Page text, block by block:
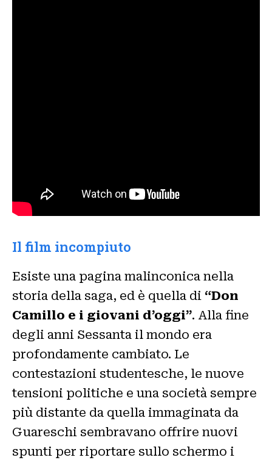
Il film incompiuto
Esiste una pagina malinconica nella
storia della saga, ed è quella di “Don
Camillo e i giovani d’oggi”. Alla fine
degli anni Sessanta il mondo era
profondamente cambiato. Le
contestazioni studentesche, le nuove
tensioni politiche e una società sempre
più distante da quella immaginata da
Guareschi sembravano offrire nuovi
spunti per riportare sullo schermo i